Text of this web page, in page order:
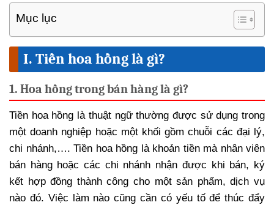
Mục lục
I. Tiền hoa hồng là gì?
1. Hoa hồng trong bán hàng là gì?
Tiền hoa hồng là thuật ngữ thường được sử dụng trong
một doanh nghiệp hoặc một khối gồm chuỗi các đại lý,
chi nhánh,…. Tiền hoa hồng là khoản tiền mà nhân viên
bán hàng hoặc các chi nhánh nhận được khi bán, ký
kết hợp đồng thành công cho một sản phẩm, dịch vụ
nào đó. Việc làm nào cũng cần có yếu tố để thúc đẩy